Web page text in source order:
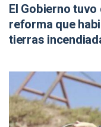
El Gobierno
reforma que
tierras